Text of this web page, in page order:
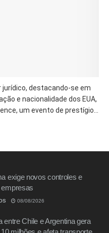
jurídico, destacando-se em
e nacionalidade dos EUA,
um evento de prestígio...
exige novos controles e
08/08/2026
entre Chile e Argentina gera